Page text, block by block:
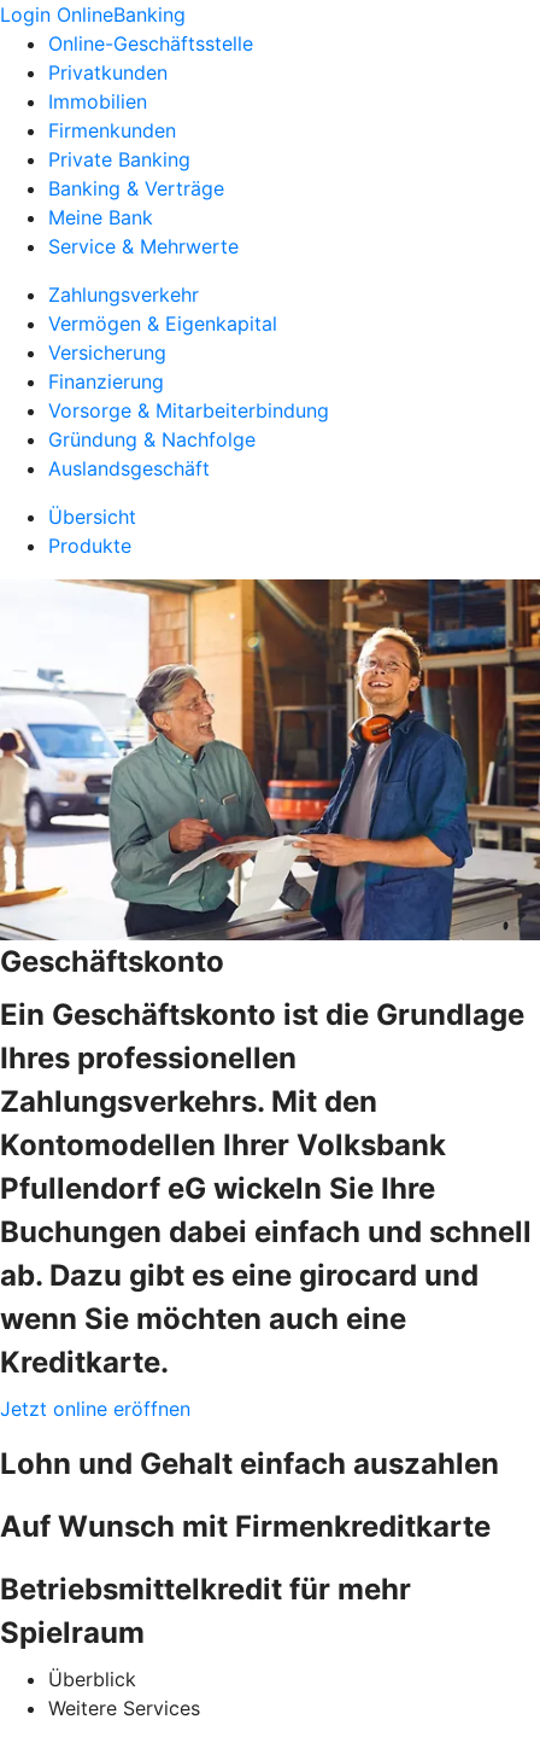
Login OnlineBanking
Online-Geschäftsstelle
Privatkunden
Immobilien
Firmenkunden
Private Banking
Banking & Verträge
Meine Bank
Service & Mehrwerte
Zahlungsverkehr
Vermögen & Eigenkapital
Versicherung
Finanzierung
Vorsorge & Mitarbeiterbindung
Gründung & Nachfolge
Auslandsgeschäft
Übersicht
Produkte
Geschäftskonto
Ein Geschäftskonto ist die Grundlage
Ihres professionellen
Zahlungsverkehrs. Mit den
Kontomodellen Ihrer Volksbank
Pfullendorf eG wickeln Sie Ihre
Buchungen dabei einfach und schnell
ab. Dazu gibt es eine girocard und
wenn Sie möchten auch eine
Kreditkarte.
Jetzt online eröffnen
Lohn und Gehalt einfach auszahlen
Auf Wunsch mit Firmenkreditkarte
Betriebsmittelkredit für mehr
Spielraum
Überblick
Weitere Services